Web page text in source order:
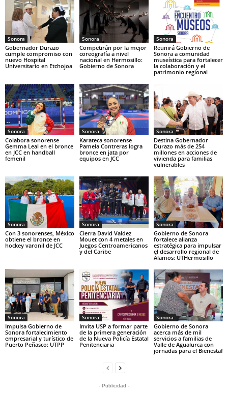
Sonora
Gobernador Durazo
cumple compromiso con
nuevo Hospital
Universitario en Etchojoa
Sonora
Competirán por la mejor
coreografía a nivel
nacional en Hermosillo:
Gobierno de Sonora
Sonora
Reunirá Gobierno de
Sonora a comunidad
museística para fortalecer
la colaboración y el
patrimonio regional
Sonora
Colabora sonorense
Gemma Leal en el bronce
en JCC en handball
femenil
Sonora
Karateca sonorense
Pamela Contreras logra
bronce en jata por
equipos en JCC
Sonora
Destina Gobernador
Durazo más de 254
millones en acciones de
vivienda para familias
vulnerables
Sonora
Con 3 sonorenses, México
obtiene el bronce en
hockey varonil de JCC
Sonora
Cierra David Valdez
Mouet con 4 metales en
Juegos Centroamericanos
y del Caribe
Sonora
Gobierno de Sonora
fortalece alianza
estratégica para impulsar
el desarrollo regional de
Álamos: UTHermosillo
Sonora
Impulsa Gobierno de
Sonora fortalecimiento
empresarial y turístico de
Puerto Peñasco: UTPP
Sonora
Invita USP a formar parte
de la primera generación
de la Nueva Policía Estatal
Penitenciaria
Sonora
Gobierno de Sonora
acerca más de mil
servicios a familias de
Valle de Agualurca con
jornadas para el Bienestaf
- Publicidad -